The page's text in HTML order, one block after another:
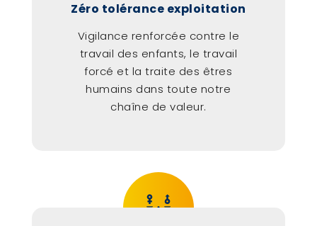
Zéro tolérance exploitation
Vigilance renforcée contre le
travail des enfants, le travail
forcé et la traite des êtres
humains dans toute notre
chaîne de valeur.